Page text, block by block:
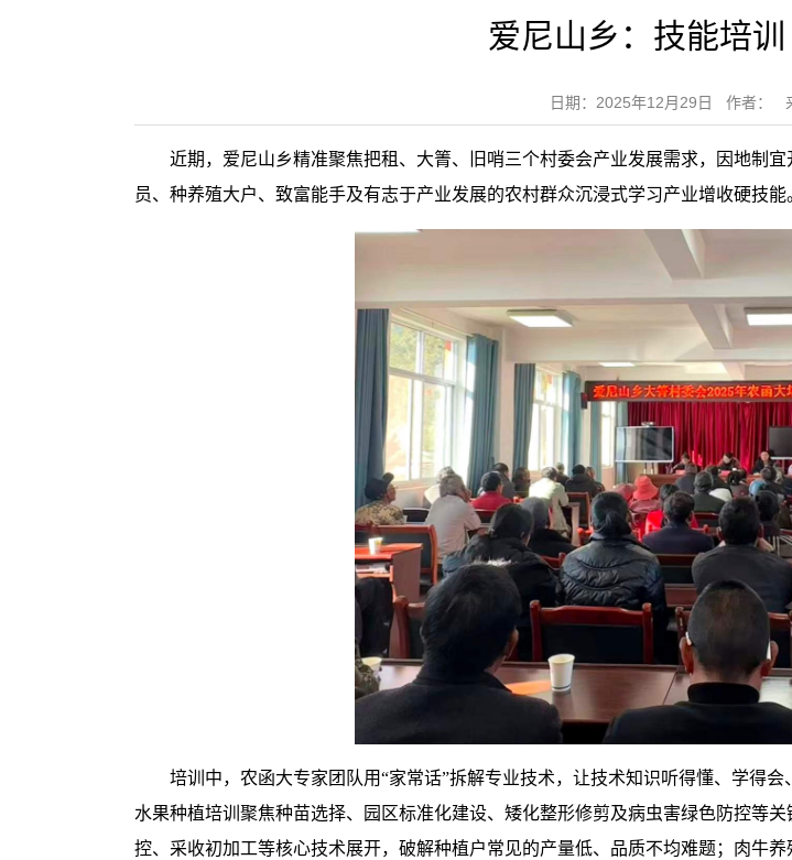
爱尼山乡：技能培
日期：2025年12月29日 作者：
近期，爱尼山乡精准聚焦把租、大箐、旧哨三个村委会产业发展需求，因地制
员、种养殖大户、致富能手及有志于产业发展的农村群众沉浸式学习产业增收硬技能
培训中，农函大专家团队用“家常话”拆解专业技术，让技术知识听得懂、学得
水果种植培训聚焦种苗选择、园区标准化建设、矮化整形修剪及病虫害绿色防控等
控、采收初加工等核心技术展开，破解种植户常见的产量低、品质不均难题；肉牛